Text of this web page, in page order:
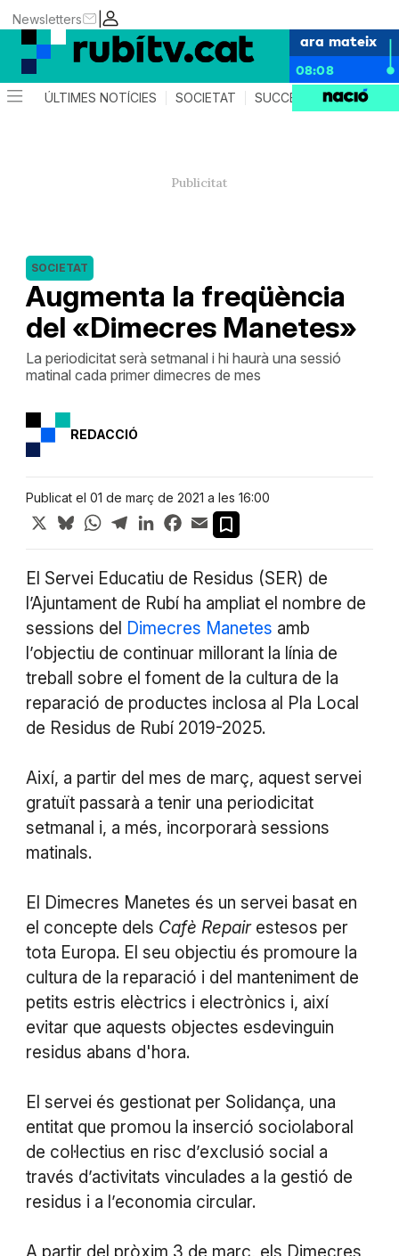
|
Newsletters
ara mateix
08:08
ÚLTIMES NOTÍCIES SOCIETAT SUCCESSOS
Augmenta la freqüència
del «Dimecres Manetes»
SOCIETAT
La periodicitat serà setmanal i hi haurà una sessió
matinal cada primer dimecres de mes
REDACCIÓ
Publicat el 01 de març de 2021 a les 16:00
X BlueskyWhatsApp
TelegramLinkedInFacebook
Email
El Servei Educatiu de Residus (SER) de
l’Ajuntament de Rubí ha ampliat el nombre de
sessions del Dimecres Manetes amb
l’objectiu de continuar millorant la línia de
treball sobre el foment de la cultura de la
reparació de productes inclosa al Pla Local
de Residus de Rubí 2019-2025.
Així, a partir del mes de març, aquest servei
gratuït passarà a tenir una periodicitat
setmanal i, a més, incorporarà sessions
matinals.
El Dimecres Manetes és un servei basat en
el concepte dels Cafè Repairestesos per
tota Europa. El seu objectiu és promoure la
cultura de la reparació i del manteniment de
petits estris elèctrics i electrònics i, així
evitar que aquests objectes esdevinguin
residus abans d'hora.
El servei és gestionat per Solidança, una
entitat que promou la inserció sociolaboral
de col·lectius en risc d’exclusió social a
través d’activitats vinculades a la gestió de
residus i a l’economia circular.
A partir del pròxim 3 de març, els Dimecres